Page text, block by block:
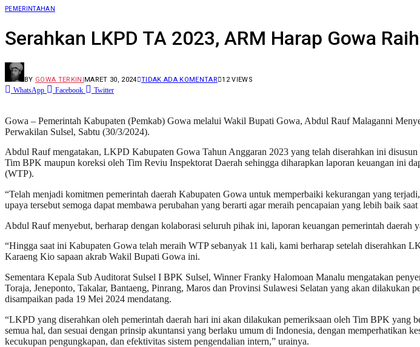
PEMERINTAHAN
Serahkan LKPD TA 2023, ARM Harap Gowa
BY GOWA TERKINIMARET 30, 2024 TIDAK ADA KOMENTAR 12VIEWS
WhatsApp Facebook Twitter
Gowa – Pemerintah Kabupaten (Pemkab) Gowa melalui Wakil Bupati Gowa, Abdul Rauf Malaganni
Perwakilan Sulsel, Sabtu (30/3/2024).
Abdul Rauf mengatakan, LKPD Kabupaten Gowa Tahun Anggaran 2023 yang telah diserahkan ini
Tim BPK maupun koreksi oleh Tim Reviu Inspektorat Daerah sehingga diharapkan laporan keuangan ini
(WTP).
“Telah menjadi komitmen pemerintah daerah Kabupaten Gowa untuk memperbaiki kekurangan yang
upaya tersebut semoga dapat membawa perubahan yang berarti agar meraih pencapaian yang lebih baik
Abdul Rauf menyebut, berharap dengan kolaborasi seluruh pihak ini, laporan keuangan pemerintah
“Hingga saat ini Kabupaten Gowa telah meraih WTP sebanyak 11 kali, kami berharap setelah
Karaeng Kio sapaan akrab Wakil Bupati Gowa ini.
Sementara Kepala Sub Auditorat Sulsel I BPK Sulsel, Winner Franky Halomoan Manalu mengatakan
Toraja, Jeneponto, Takalar, Bantaeng, Pinrang, Maros dan Provinsi Sulawesi Selatan yang akan
disampaikan pada 19 Mei 2024 mendatang.
“LKPD yang diserahkan oleh pemerintah daerah hari ini akan dilakukan pemeriksaan oleh Tim BPK yang
semua hal, dan sesuai dengan prinsip akuntansi yang berlaku umum di Indonesia, dengan memperhatikan
kecukupan pengungkapan, dan efektivitas sistem pengendalian intern,” urainya.